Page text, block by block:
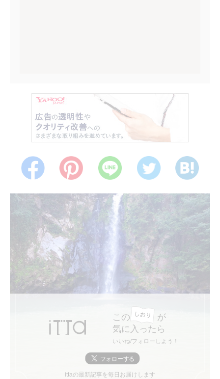
この
が
気に入ったら
いいね/フォローしよう！
ittaの最新記事を毎日お届けします